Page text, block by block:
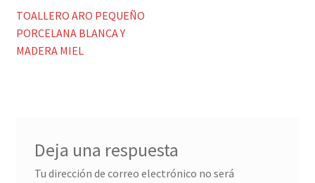
Regalo personal chico-chica
Muebles
Navegación
de
Anterior:
TOALLERO ARO PEQUEÑO
PORCELANA BLANCA Y
MADERA MIEL
Deja una respuesta
Tu dirección de correo electrónico no será